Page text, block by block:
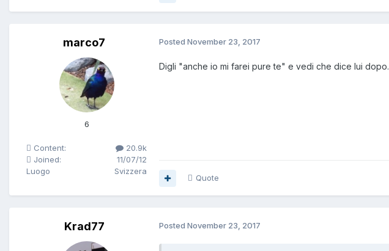
marco7
6
Content:
20.9k
Joined:
11/07/12
Luogo
Svizzera
Posted November 23, 2017
Digli "anche io mi farei pure te" e vedi che dice lui dopo.
Quote
Krad77 Posted November 23, 2017